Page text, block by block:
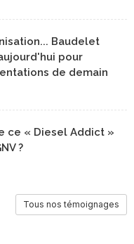
Baudelet
pour
de demain
ce « Diesel Addict »
?
Tous nos témoignages